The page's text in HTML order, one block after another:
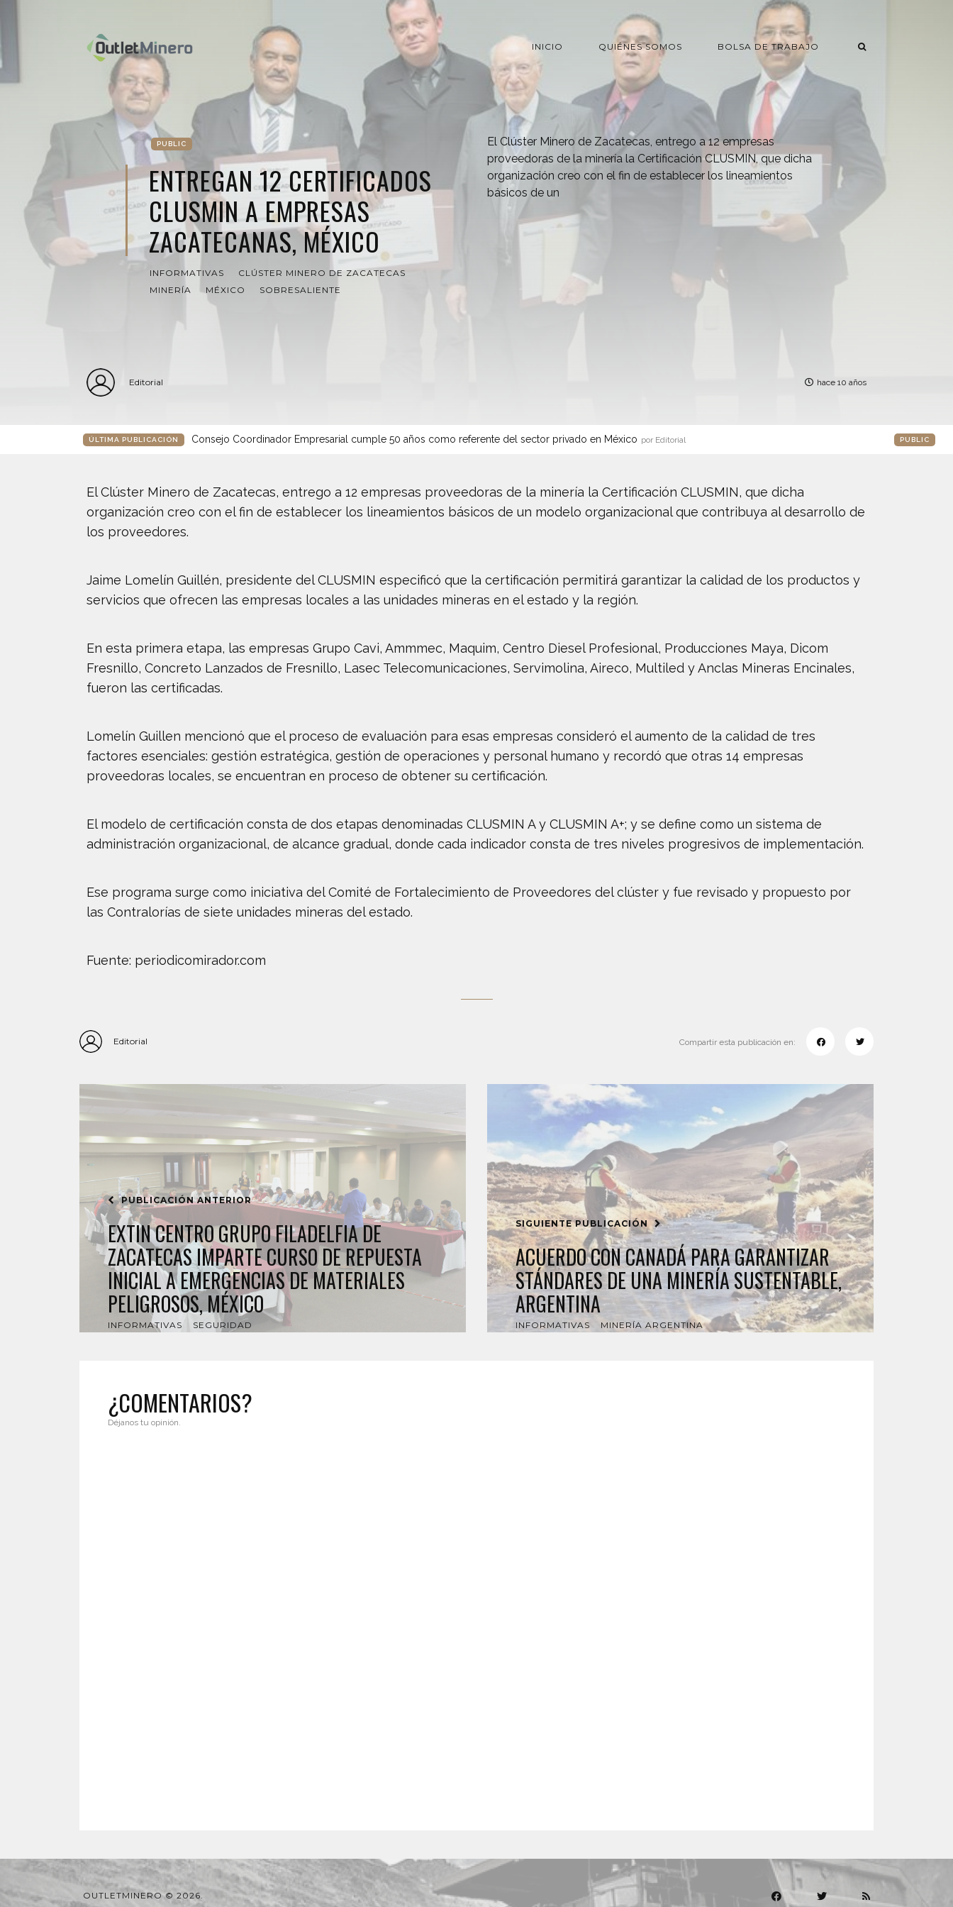
INICIO QUIÉNES SOMOS BOLSA DE TRABAJO
PUBLIC
ENTREGAN 12 CERTIFICADOS
CLUSMIN A EMPRESAS
ZACATECANAS, MÉXICO
INFORMATIVAS
CLÚSTER MINERO DE ZACATECAS
MINERÍA
MÉXICO SOBRESALIENTE
El Clúster Minero de Zacatecas, entrego a 12 empresas
proveedoras de la minería la Certificación CLUSMIN, que dicha
organización creo con el fin de establecer los lineamientos
básicos de un
Editorial hace 10 años
ÚLTIMA PUBLICACIÓN Consejo Coordinador Empresarial cumple 50 años como referente del sector privado en México por Editorial PUBLIC
El Clúster Minero de Zacatecas, entrego a 12 empresas proveedoras de la minería la Certificación CLUSMIN, que dicha
organización creo con el fin de establecer los lineamientos básicos de un modelo organizacional que contribuya al desarrollo de
los proveedores.
Jaime Lomelín Guillén, presidente del CLUSMIN especificó que la certificación permitirá garantizar la calidad de los productos y
servicios que ofrecen las empresas locales a las unidades mineras en el estado y la región.
En esta primera etapa, las empresas Grupo Cavi, Ammmec, Maquim, Centro Diesel Profesional, Producciones Maya, Dicom
Fresnillo, Concreto Lanzados de Fresnillo, Lasec Telecomunicaciones, Servimolina, Aireco, Multiled y Anclas Mineras Encinales,
fueron las certificadas.
Lomelín Guillen mencionó que el proceso de evaluación para esas empresas consideró el aumento de la calidad de tres
factores esenciales: gestión estratégica, gestión de operaciones y personal humano y recordó que otras 14 empresas
proveedoras locales, se encuentran en proceso de obtener su certificación.
El modelo de certificación consta de dos etapas denominadas CLUSMIN A y CLUSMIN A+; y se define como un sistema de
administración organizacional, de alcance gradual, donde cada indicador consta de tres niveles progresivos de implementación.
Ese programa surge como iniciativa del Comité de Fortalecimiento de Proveedores del clúster y fue revisado y propuesto por
las Contralorías de siete unidades mineras del estado.
Fuente: periodicomirador.com
Editorial Compartir esta publicación en:
PUBLICACIÓN ANTERIOR
EXTIN CENTRO GRUPO FILADELFIA DE
ZACATECAS IMPARTE CURSO DE REPUESTA
INICIAL A EMERGENCIAS DE MATERIALES
PELIGROSOS, MÉXICO
INFORMATIVAS SEGURIDAD
SIGUIENTE PUBLICACIÓN
ACUERDO CON CANADÁ PARA GARANTIZAR
STÁNDARES DE UNA MINERÍA SUSTENTABLE,
ARGENTINA
INFORMATIVAS MINERÍA ARGENTINA
¿COMENTARIOS?
Déjanos tu opinión.
OUTLETMINERO © 2026.